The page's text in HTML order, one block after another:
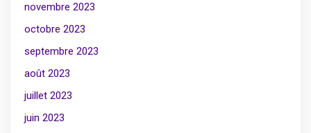
novembre 2023
octobre 2023
septembre 2023
août 2023
juillet 2023
juin 2023